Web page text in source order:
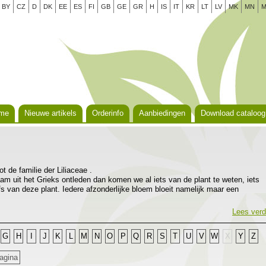
BY CZ D DK EE ES FI GB GE GR H IS IT KR LT LV MK MN
Nieuwe artikels Orderinfo Aanbiedingen Download cataloog
de familie der Liliaceae .
uit het Grieks ontleden dan komen we al iets van de plant te weten, iets
van deze plant. Iedere afzonderlijke bloem bloeit namelijk maar een
aan Hosta, tot het geslacht behoren ongeveer vijftien soorten die
de gematigde streken van Azie, vooral China dan. De planten vormen
die sierlijk overhangen. Zonder bloemen heeft de plant ook nog
licht glanzend blad.
die je tussen andere vaste planten kunt invoegen maar evenzeer als
Lees
G H J K L M N O P Q R S T U V W X Y Z